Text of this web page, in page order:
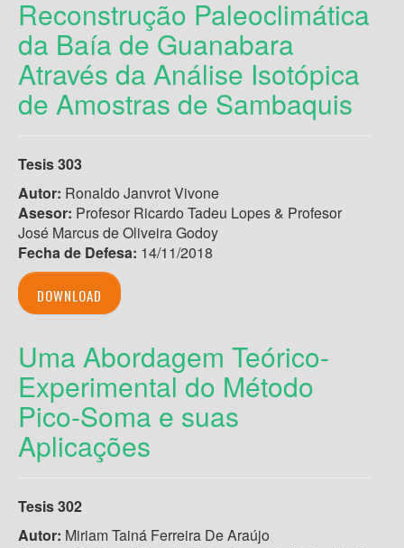
Reconstrução Paleoclimática
da Baía de Guanabara
Através da Análise Isotópica
de Amostras de Sambaquis
Tesis 303
Autor: Ronaldo Janvrot Vivone
Asesor: Profesor Ricardo Tadeu Lopes & Profesor
José Marcus de Oliveira Godoy
Fecha de Defesa: 14/11/2018
DOWNLOAD
Uma Abordagem Teórico-
Experimental do Método
Pico-Soma e suas
Aplicações
Tesis 302
Autor: Miriam Tainá Ferreira De Araújo